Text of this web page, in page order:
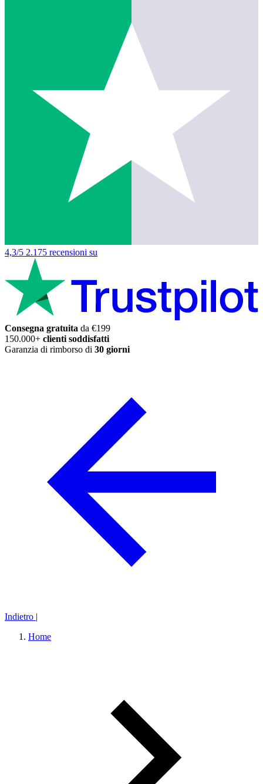
4,3/5 2.175 recensioni su
Consegna gratuita da €199
150.000+ clienti soddisfatti
Garanzia di rimborso di 30 giorni
Indietro |
Home